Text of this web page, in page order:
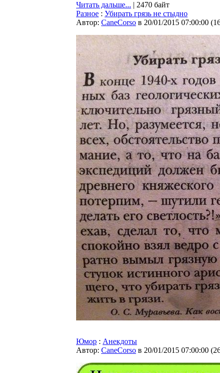
Читать дальше... | 2470 байт
Разное : Убирать грязь не стыдно
Автор: CaneCorso в 20/01/2015 07:00:00 (
Юмор : Анекдоты
Автор: CaneCorso в 20/01/2015 07:00:00 (